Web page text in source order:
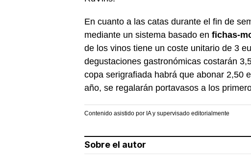
En cuanto a las catas durante el fin de
mediante un sistema basado en fichas-
de los vinos tiene un coste unitario de 3
degustaciones gastronómicas costarán
copa serigrafiada habrá que abonar 2,50
año, se regalarán portavasos a los
Contenido asistido por IA y supervisado editorialmente
Sobre el autor